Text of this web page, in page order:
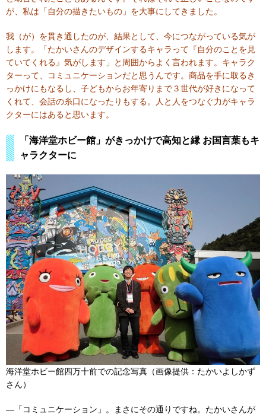
が、私は「自分の描きたいもの」を大事にしてきました。
我（が）を貫き通したのが、結果として、今につながっている気が
します。「たかいさんのデザインするキャラって『自分のことを見
ていてくれる』気がします」と周囲からよく言われます。キャラク
ターって、コミュニケーションだと思うんです。商品を手に取るき
っかけにもなるし、子どもからお年寄りまで３世代が好きになって
くれて、会話の糸口になったりもする。人と人をつなぐ力がキャラ
クターにはあると思います。
「海洋堂ホビー館」がきっかけで高知と縁 お国言葉もキ
ャラクターに
海洋堂ホビー館四万十前での記念写真（画像提供：たかいよしかず
さん）
―「コミュニケーション」。まさにその通りですね。たかいさんが